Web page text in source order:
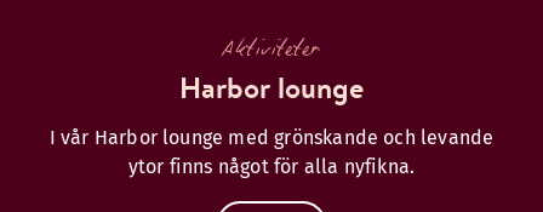
Aktiviteter
Harbor lounge
I vår Harbor lounge med grönskande och levande
ytor finns något för alla nyfikna.